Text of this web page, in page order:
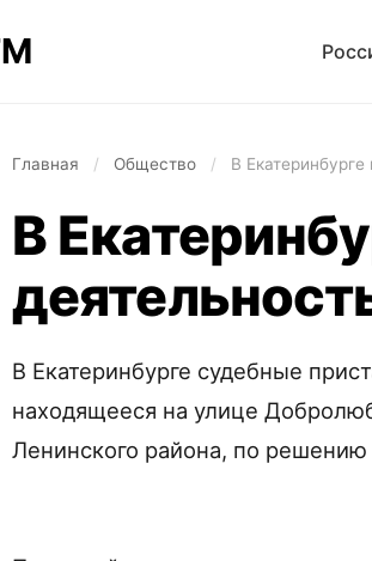
Главная / Общество / В
В
В Екатеринбурге судебные
находящееся на улице
Ленинского района, по